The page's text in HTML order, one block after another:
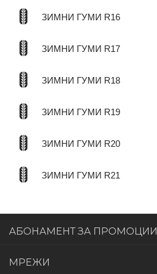
ЗИМНИ ГУМИ R16
ЗИМНИ ГУМИ R17
ЗИМНИ ГУМИ R18
ЗИМНИ ГУМИ R19
ЗИМНИ ГУМИ R20
ЗИМНИ ГУМИ R21
АБОНАМЕНТ ЗА ПРОМОЦИИ
МРЕЖИ